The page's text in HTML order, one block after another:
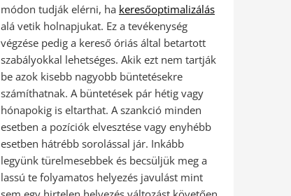
módon tudják elérni, ha keresőoptimalizálás
alá vetik holnapjukat. Ez a tevékenység
végzése pedig a kereső óriás által betartott
szabályokkal lehetséges. Akik ezt nem tartják
be azok kisebb nagyobb büntetésekre
számíthatnak. A büntetések pár hétig vagy
hónapokig is eltarthat. A szankció minden
esetben a pozíciók elvesztése vagy enyhébb
esetben hátrébb sorolással jár. Inkább
legyünk türelmesebbek és becsüljük meg a
lassú te folyamatos helyezés javulást mint